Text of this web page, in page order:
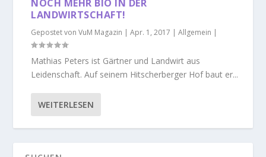
NOCH MEHR BIO IN DER
LANDWIRTSCHAFT!
Gepostet vonVuM Magazin |Apr. 1, 2017 |Allgemein |
Mathias Peters ist Gärtner und Landwirt aus
Leidenschaft. Auf seinem Hitscherberger Hof baut er...
WEITERLESEN